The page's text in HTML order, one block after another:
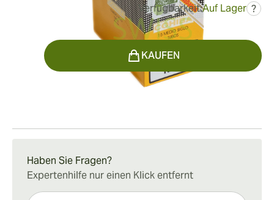
357,54 €
Verfügbarkeit:Auf Lager ?
KAUFEN
Haben Sie Fragen?
Expertenhilfe nur einen Klick entfernt